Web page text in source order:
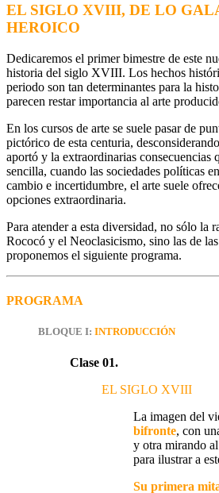
EL SIGLO XVIII, DE LO
HEROICO
Dedicaremos el primer bimestre de este
historia del siglo XVIII. Los hechos
periodo son tan determinantes para la
parecen restar importancia al arte
En los cursos de arte se suele pasar de
pictórico de esta centuria,
aportó y la extraordinarias consecuencias
sencilla, cuando las sociedades políticas
cambio e incertidumbre, el arte suele
opciones extraordinaria.
Para atender a esta diversidad, no sólo la
Rococó y el Neoclasicismo, sino las de
proponemos el siguiente programa.
PROGRAMA
BLOQUE I: INTRODUCCIÓN
Clase 01.
EL SIGLO XVIII
La imagen del
bifronte, con
y otra mirando al
para ilustrar a
Su primera